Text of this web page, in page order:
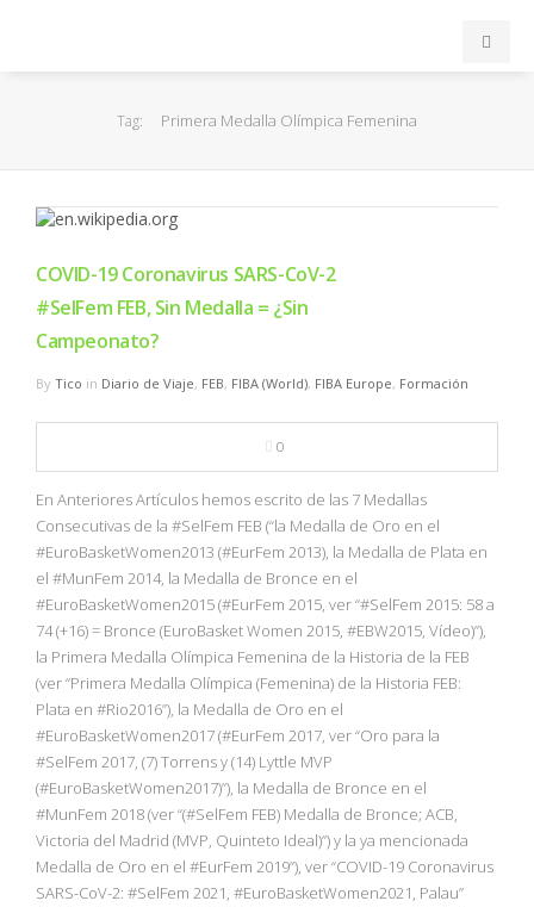
EuroLeague
FIBA
OTROS
NBA
MULTIMEDIA
Tag: Primera Medalla Olímpica Femenina
COVID-19 Coronavirus SARS-CoV-2
#SelFem FEB, Sin Medalla = ¿Sin
Campeonato?
By Tico in Diario de Viaje, FEB, FIBA (World), FIBA Europe, Formación
0
En Anteriores Artículos hemos escrito de las 7 Medallas
Consecutivas de la #SelFem FEB (“la Medalla de Oro en el
#EuroBasketWomen2013 (#EurFem 2013), la Medalla de Plata en
el #MunFem 2014, la Medalla de Bronce en el
#EuroBasketWomen2015 (#EurFem 2015, ver “#SelFem 2015: 58 a
74 (+16) = Bronce (EuroBasket Women 2015, #EBW2015, Vídeo)”),
la Primera Medalla Olímpica Femenina de la Historia de la FEB
(ver “Primera Medalla Olímpica (Femenina) de la Historia FEB:
Plata en #Rio2016”), la Medalla de Oro en el
#EuroBasketWomen2017 (#EurFem 2017, ver “Oro para la
#SelFem 2017, (7) Torrens y (14) Lyttle MVP
(#EuroBasketWomen2017)”), la Medalla de Bronce en el
#MunFem 2018 (ver “(#SelFem FEB) Medalla de Bronce; ACB,
Victoria del Madrid (MVP, Quinteto Ideal)”) y la ya mencionada
Medalla de Oro en el #EurFem 2019”), ver “COVID-19 Coronavirus
SARS-CoV-2: #SelFem 2021, #EuroBasketWomen2021, Palau”